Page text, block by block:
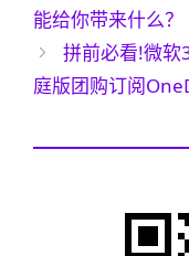
能给你带来什么？
拼前必看!微
庭版团购订阅